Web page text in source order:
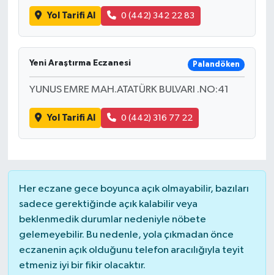
Yol Tarifi Al 0 (442) 342 22 83
Yeni Araştırma Eczanesi Palandöken
YUNUS EMRE MAH.ATATÜRK BULVARI .NO:41
Yol Tarifi Al 0 (442) 316 77 22
Her eczane gece boyunca açık olmayabilir, bazıları
sadece gerektiğinde açık kalabilir veya
beklenmedik durumlar nedeniyle nöbete
gelemeyebilir. Bu nedenle, yola çıkmadan önce
eczanenin açık olduğunu telefon aracılığıyla teyit
etmeniz iyi bir fikir olacaktır.
VİDEO HABERLER
YAZARLAR
RESMİ İLAN